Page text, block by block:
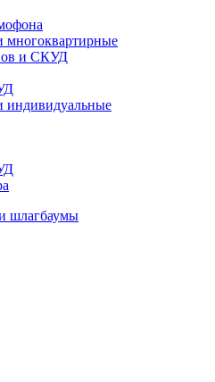
многоквартирные
и СКУД
индивидуальные
шлагбаумы